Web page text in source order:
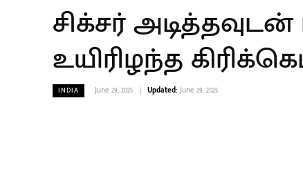
சிக்சர்
உயிரிழந்த
INDIA June 29, 2025 Updated: June 29, 2025